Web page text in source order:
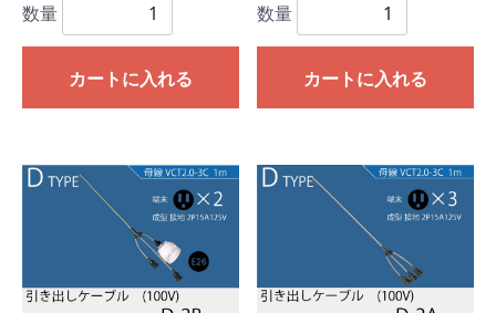
数量
カートに入れる
数量
カートに入れる